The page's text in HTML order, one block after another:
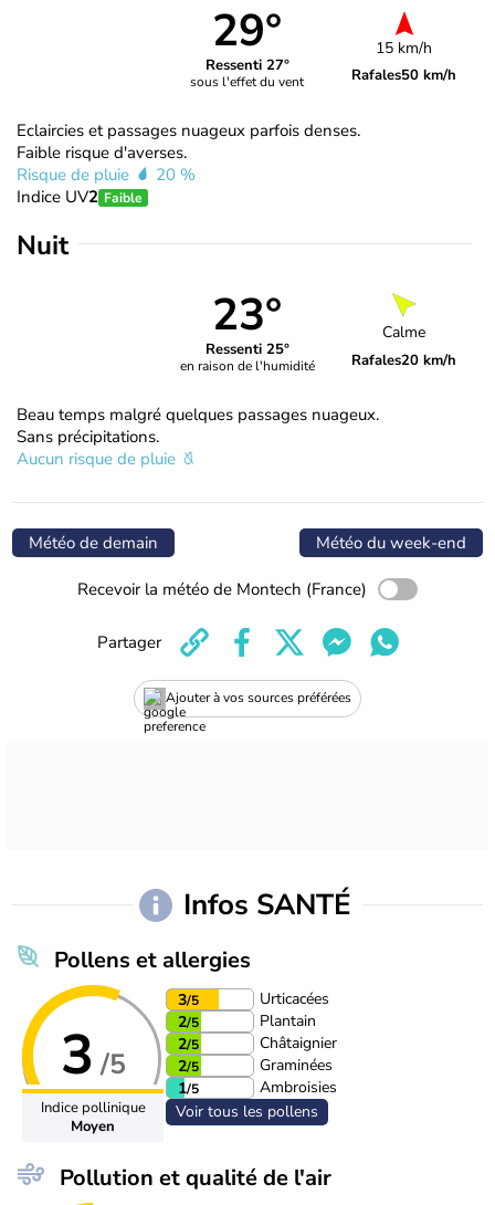
29°
Ressenti 27°
sous l'effet du vent
15 km/h
Rafales50 km/h
Eclaircies et passages nuageux parfois denses.
Faible risque d'averses.
Risque de pluie
20 %
Indice UV2 Faible
Nuit
23°
Ressenti 25°
en raison de l'humidité
Calme
Rafales20 km/h
Beau temps malgré quelques passages nuageux.
Sans précipitations.
Aucun risque de pluie
Météo de demain Météo du week-end
Recevoir la météo de Montech (France)
Ajouter à vos sources préférées
Partager
Infos SANTÉ
Pollens et allergies
3 /5
Indice pollinique
Moyen
3/5
Urticacées
2/5
Plantain
2/5
Châtaignier
2/5
Graminées
1/5
Ambroisies
Voir tous les pollens
Pollution et qualité de l'air